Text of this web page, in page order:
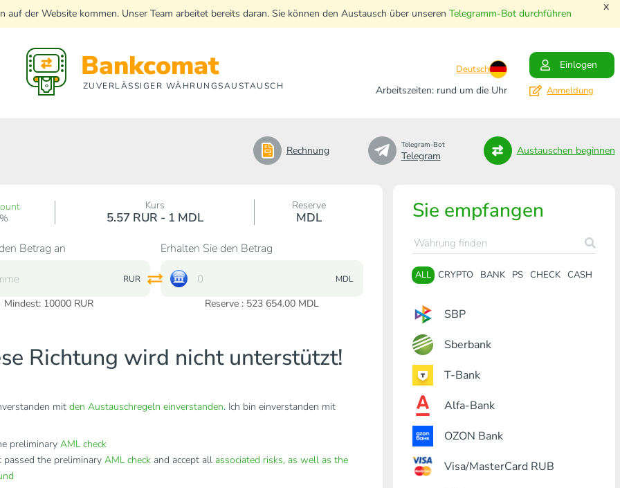
der Website kommen. Unser Team arbeitet bereits daran. Sie können den Austausch über unseren Telegramm-Bot durchführen x
Bankcomat
ZUVERLÄSSIGER WÄHRUNGSAUSTAUSCH
Deutsch
Einlogen
Arbeitszeiten: rund um die Uhr
Anmeldung
Rechnung Telegram-Bot
Telegram Austauschen beginnen
Sie empfangen
ALL CRYPTO BANK PS CHECK CASH
SBP
Sberbank
T-Bank
Alfa-Bank
OZON Bank
Visa/MasterCard RUB
Kurs
5.57 RUR - 1 MDL
Reserve
MDL
Betrag an
RUR
Mindest: 10000RUR
Erhalten Sie den Betrag
MDL
Reserve : 523 654.00 MDL
Richtung wird nicht unterstützt!
mit den Austauschregeln einverstanden. Ich bin einverstanden mit
preliminary AML check
the preliminary AML checkand accept all associated risks, as well as the